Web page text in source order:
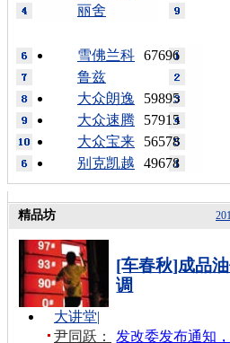
丽舍
67696
雪佛兰科
鲁兹
59895
大众朗逸
57915
大众速腾
56578
大众宝来
49678
别克凯越
精品坊
[车春秋]成品
调
发改委发布通知
大讲堂|
尹同跃：